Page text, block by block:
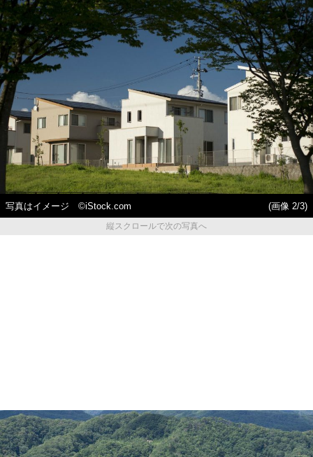
写真はイメージ ©iStock.com
(画像 2/3)
縦スクロールで次の写真へ